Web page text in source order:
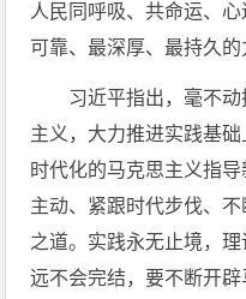
人民同呼吸、共命运、
可靠、最深厚、最持久的
习近平指出，毫不
主义，大力推进实践基
时代化的马克思主义指
主动、紧跟时代步伐、
之道。实践永无止境，
远不会完结，要不断开